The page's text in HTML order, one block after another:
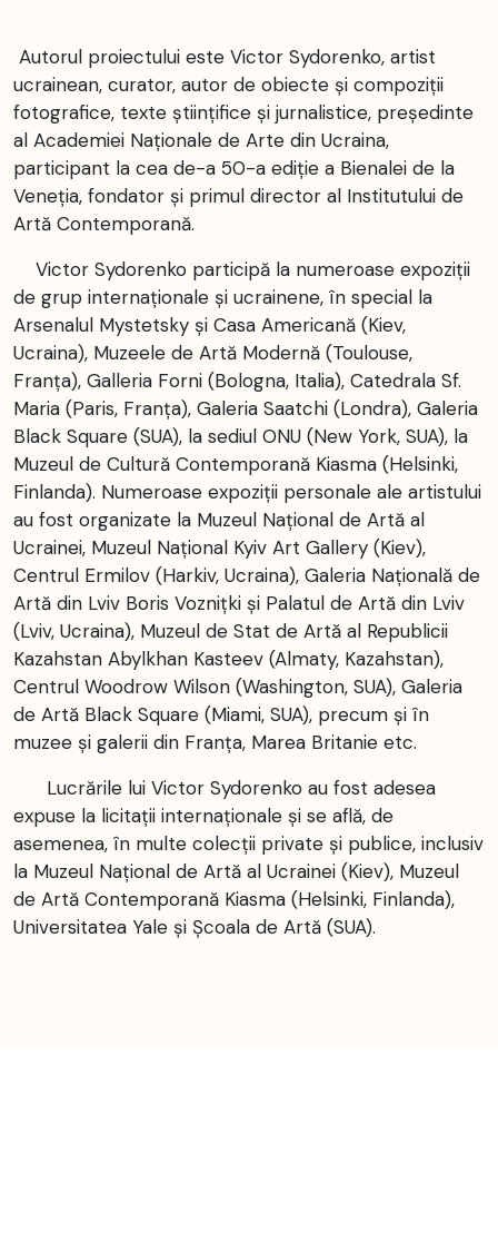
Autorul proiectului este Victor Sydorenko, artist
ucrainean, curator, autor de obiecte și compoziții
fotografice, texte științifice și jurnalistice, președinte
al Academiei Naționale de Arte din Ucraina,
participant la cea de-a 50-a ediție a Bienalei de la
Veneția, fondator și primul director al Institutului de
Artă Contemporană.
Victor Sydorenko participă la numeroase expoziții
de grup internaționale și ucrainene, în special la
Arsenalul Mystetsky și Casa Americană (Kiev,
Ucraina), Muzeele de Artă Modernă (Toulouse,
Franța), Galleria Forni (Bologna, Italia), Catedrala Sf.
Maria (Paris, Franța), Galeria Saatchi (Londra), Galeria
Black Square (SUA), la sediul ONU (New York, SUA), la
Muzeul de Cultură Contemporană Kiasma (Helsinki,
Finlanda). Numeroase expoziții personale ale artistului
au fost organizate la Muzeul Național de Artă al
Ucrainei, Muzeul Național Kyiv Art Gallery (Kiev),
Centrul Ermilov (Harkiv, Ucraina), Galeria Națională de
Artă din Lviv Boris Voznițki și Palatul de Artă din Lviv
(Lviv, Ucraina), Muzeul de Stat de Artă al Republicii
Kazahstan Abylkhan Kasteev (Almaty, Kazahstan),
Centrul Woodrow Wilson (Washington, SUA), Galeria
de Artă Black Square (Miami, SUA), precum și în
muzee și galerii din Franța, Marea Britanie etc.
Lucrările lui Victor Sydorenko au fost adesea
expuse la licitații internaționale și se află, de
asemenea, în multe colecții private și publice, inclusiv
la Muzeul Național de Artă al Ucrainei (Kiev), Muzeul
de Artă Contemporană Kiasma (Helsinki, Finlanda),
Universitatea Yale și Școala de Artă (SUA).